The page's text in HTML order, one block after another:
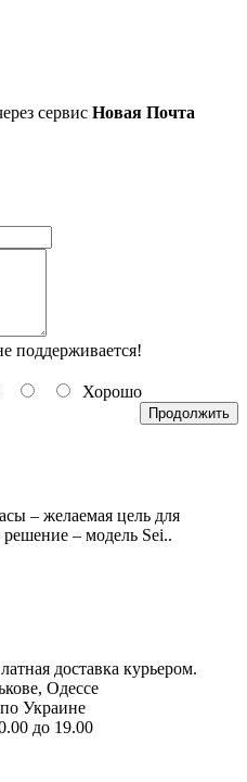
сервис Новая Почта
поддерживается!
Хорошо
Продолжить
– желаемая цель для
– модель Sei..
доставка курьером.
Одессе
Украине
до 19.00